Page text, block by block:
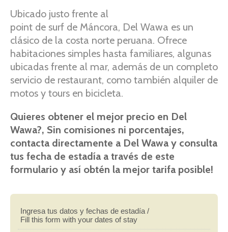
Ubicado justo frente al
point de surf de Máncora, Del Wawa es un
clásico de la costa norte peruana. Ofrece
habitaciones simples hasta familiares, algunas
ubicadas frente al mar, además de un completo
servicio de restaurant, como también alquiler de
motos y tours en bicicleta.
Quieres obtener el mejor precio en Del
Wawa?, Sin comisiones ni porcentajes,
contacta directamente a Del Wawa y consulta
tus fecha de estadía a través de este
formulario y así obtén la mejor tarifa posible!